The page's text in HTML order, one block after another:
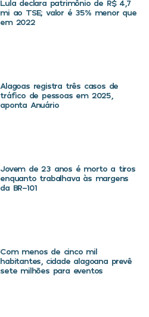
Lula declara patrimônio de R$ 4,7
mi ao TSE; valor é 35% menor que
em 2022
Alagoas registra três casos de
tráfico de pessoas em 2025,
aponta Anuário
Jovem de 23 anos é morto a tiros
enquanto trabalhava às margens
da BR-101
Com menos de cinco mil
habitantes, cidade alagoana prevê
sete milhões para eventos